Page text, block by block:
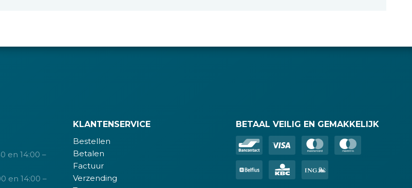
en 14:00 –
en 14:00 –
KLANTENSERVICE
Bestellen
Betalen
Factuur
Verzending
BETAAL VEILIG EN GEMAKKELIJK